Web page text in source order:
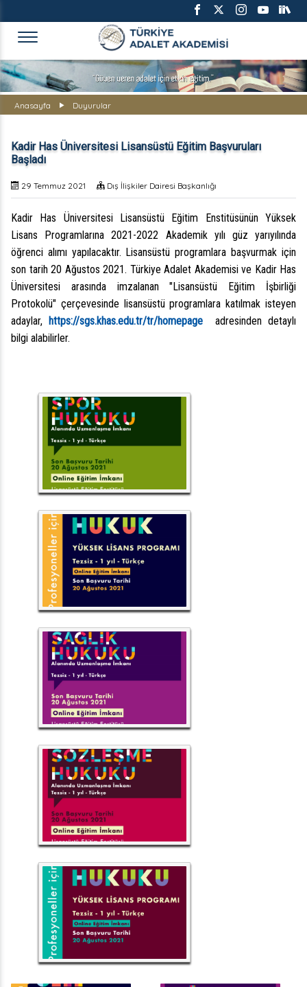
TÜRKİYE ADALET AKADEMİSİ
Anasayfa Duyurular
Kadir Has Üniversitesi Lisansüstü Eğitim Başvuruları
Başladı
29 Temmuz 2021 Dış İlişkiler Dairesi Başkanlığı
Kadir Has Üniversitesi Lisansüstü Eğitim Enstitüsünün Yüksek
Lisans Programlarına 2021-2022 Akademik yılı güz yarıyılında
öğrenci alımı yapılacaktır. Lisansüstü programlara başvurmak için
son tarih 20 Ağustos 2021. Türkiye Adalet Akademisi ve Kadir Has
Üniversitesi arasında imzalanan "Lisansüstü Eğitim İşbirliği
Protokolü" çerçevesinde lisansüstü programlara katılmak isteyen
adaylar, https://sgs.khas.edu.tr/tr/homepage adresinden detaylı
bilgi alabilirler.